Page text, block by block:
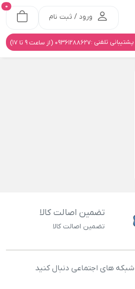
ورود / ثبت نام
0
پشتیبانی تلفنی :09361288627 (از ساعت 9 تا 17)
تضمین اصالت کالا
تضمین اصالت کالا
شبکه های اجتماعی دنبال کنید